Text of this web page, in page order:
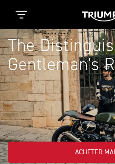
The
Gentleman's
ACHETER